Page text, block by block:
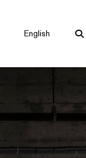
English